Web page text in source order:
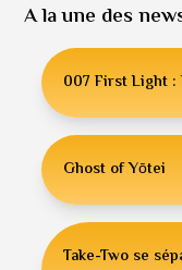
A la une des
007 First Light :
Ghost of Yōtei
Take-Two se